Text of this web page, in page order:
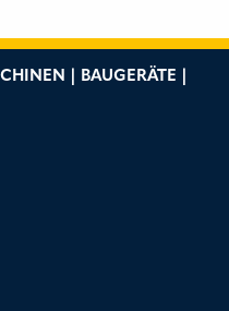
| BAUGERÄTE |